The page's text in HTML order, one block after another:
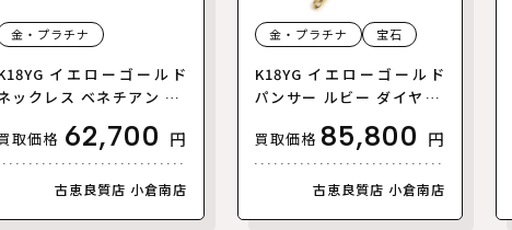
金・プラチナ
イエローゴールド
ックレス ベネチアン 5.2
ディース【中古】
取価格 62,700 円
古恵良質店 小倉南店
金・プラチナ 宝石
K18YG イエローゴールド
パンサー ルビー ダイヤ ペ
イヤモンド0.15ct 7.6g レ
ディース【中古】【美品】
買取価格 85,800 円
古恵良質店 小倉南店